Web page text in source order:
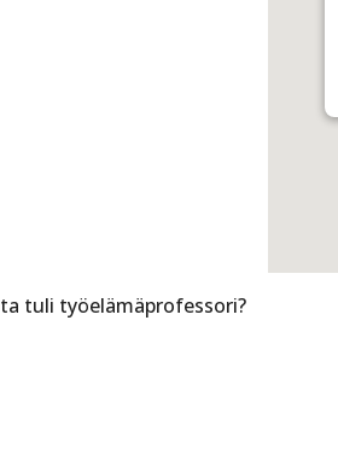
tuli työelämäprofessori?